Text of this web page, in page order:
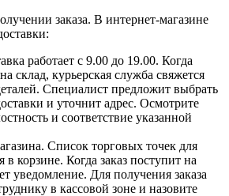
заказа. В интернет-магазине
работает с 9.00 до 19.00. Когда
склад, курьерская служба свяжется
Специалист предложит выбрать
и уточнит адрес. Осмотрите
и соответствие указанной
Список торговых точек для
в корзине. Когда заказ поступит на
уведомление. Для получения заказа
в кассовой зоне и назовите